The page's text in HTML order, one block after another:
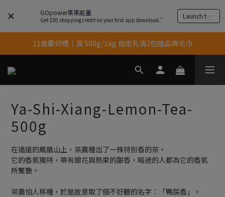
GOpower果果能量
Get $50 shopping credit on your first app download.” Launch the app
果果11歲慶｜App 下單享 5% 購物金回饋
結帳輸入優惠代碼【gopower】享全單95折優惠！
11歲慶好禮｜買 500g/1kg 指定乳清2包贈品牌毛巾
果果11歲慶｜App 下單享 5% 購物金回饋
Ya-Shi-Xiang-Lemon-Tea-
500g
在遙遠的鳳凰山上，茶農種出了一株特別香的茶。
它的香氣獨特，帶有銀花與熟果的甜香，喝過的人都為它的香氣
所驚艷。
茶農怕人移種，於是故意取了個不好聽的名字：「鴨屎香」。